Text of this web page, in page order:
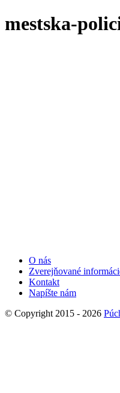
mestska-
O nás
Zverejňované
Kontakt
Napíšte nám
© Copyright 2015 - 2026